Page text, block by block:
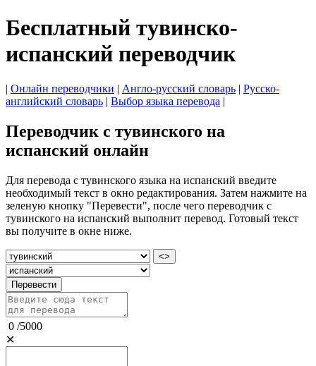
Бесплатный тувинско-
испанский переводчик
| Онлайн переводчики | Англо-русский словарь | Русско-
английский словарь | Выбор языка перевода |
Переводчик с тувинского на
испанский онлайн
Для перевода с тувинского языка на испанский введите
необходимый текст в окно редактирования. Затем нажмите на
зеленую кнопку "Перевести", после чего переводчик с
тувинского на испанский выполнит перевод. Готовый текст
вы получите в окне ниже.
<>
Перевести
0 /5000
✕